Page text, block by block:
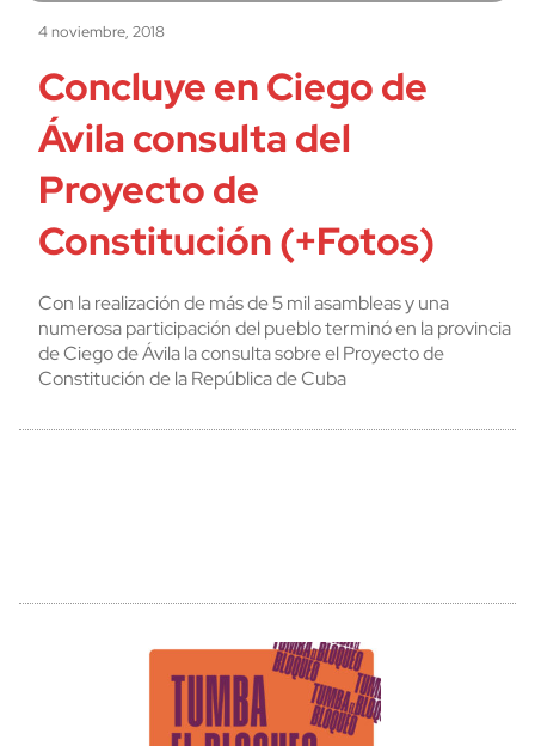
4 noviembre, 2018
Concluye en Ciego de
Ávila consulta del
Proyecto de
Constitución (+Fotos)
Con la realización de más de 5 mil asambleas y una
numerosa participación del pueblo terminó en la provincia
de Ciego de Ávila la consulta sobre el Proyecto de
Constitución de la República de Cuba